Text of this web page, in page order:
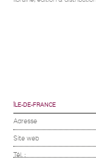
ÎLE-DE-FRANCE
Adresse
Site web
Tél. :